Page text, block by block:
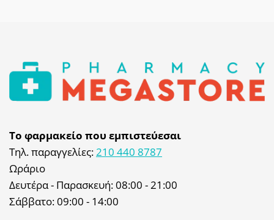
Το φαρμακείο που εμπιστεύεσαι
Τηλ. παραγγελίες:210 440 8787
Ωράριο
Δευτέρα - Παρασκευή: 08:00 - 21:00
Σάββατο: 09:00 - 14:00